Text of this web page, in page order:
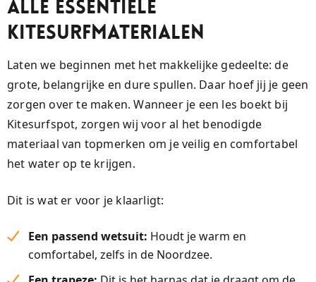
Alle Essentiële
Kitesurfmaterialen
Laten we beginnen met het makkelijke gedeelte: de
grote, belangrijke en dure spullen. Daar hoef jij je geen
zorgen over te maken. Wanneer je een les boekt bij
Kitesurfspot, zorgen wij voor al het benodigde
materiaal van topmerken om je veilig en comfortabel
het water op te krijgen.
Dit is wat er voor je klaarligt:
Een passend wetsuit: Houdt je warm en
comfortabel, zelfs in de Noordzee.